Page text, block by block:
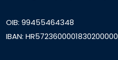
OIB: 99455464348
IBAN: HR5723600001830200000